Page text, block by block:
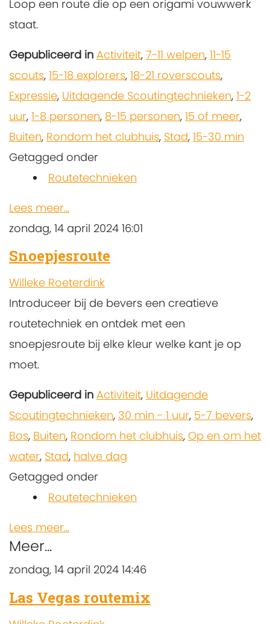
Loop een route die op een origami vouwwerk
staat.
Gepubliceerd in Activiteit, 7-11 welpen, 11-15
scouts, 15-18 explorers, 18-21 roverscouts,
Expressie, Uitdagende Scoutingtechnieken, 1-2
uur, 1-8 personen, 8-15 personen, 15 of meer,
Buiten, Rondom het clubhuis, Stad, 15-30 min
Getagged onder
Routetechnieken
Lees meer...
zondag, 14 april 2024 16:01
Snoepjesroute
Willeke Roeterdink
Introduceer bij de bevers een creatieve
routetechniek en ontdek met een
snoepjesroute bij elke kleur welke kant je op
moet.
Gepubliceerd in Activiteit, Uitdagende
Scoutingtechnieken, 30 min - 1 uur, 5-7 bevers,
Bos, Buiten, Rondom het clubhuis, Op en om het
water, Stad, halve dag
Getagged onder
Routetechnieken
Lees meer...
Meer...
zondag, 14 april 2024 14:46
Las Vegas routemix